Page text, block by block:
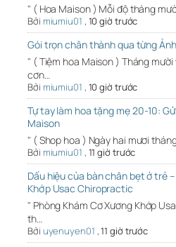
" ( Hoa Maison ) Mỗi độ tháng
Bởi miumiu01 , 10 giờ trước
Gói trọn chân thành qua từng
" ( Tiệm hoa Maison ) Tháng
cơn…
Bởi miumiu01 , 10 giờ trước
Tự tay làm hoa tặng mẹ 20-10:
Maison
" ( Shop hoa ) Ngày hai mươi
Bởi miumiu01 , 11 giờ trước
Dấu hiệu của bàn chân bẹt ở trẻ
Khớp Usac Chiropractic
" Phòng Khám Cơ Xương Khớp
th…
Bởi uyenuyen01 ,11 giờ trước